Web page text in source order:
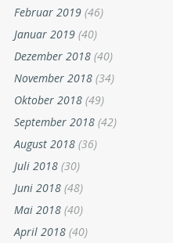
Februar 2019 (46)
Januar 2019 (40)
Dezember 2018 (40)
November 2018 (34)
Oktober 2018 (49)
September 2018 (42)
August 2018 (36)
Juli 2018 (30)
Juni 2018 (48)
Mai 2018 (40)
April 2018 (40)